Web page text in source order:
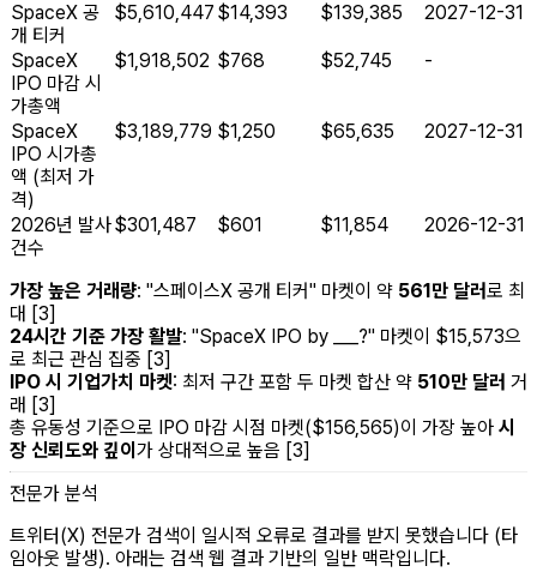
SpaceX 공
개 티커
$5,610,447 $14,393 $139,385 2027-12-31
SpaceX
IPO 마감 시
가총액
$1,918,502 $768 $52,745 -
SpaceX
IPO 시가총
액 (최저 가
격)
$3,189,779 $1,250 $65,635 2027-12-31
2026년 발사
건수
$301,487 $601 $11,854 2026-12-31
가장 높은 거래량: "스페이스X 공개 티커" 마켓이 약 561만 달러로 최
대 [3]
24시간 기준 가장 활발: "SpaceX IPO by ___?" 마켓이 $15,573으
로 최근 관심 집중 [3]
IPO 시 기업가치 마켓: 최저 구간 포함 두 마켓 합산 약 510만 달러 거
래 [3]
총 유동성 기준으로 IPO 마감 시점 마켓($156,565)이 가장 높아 시
장 신뢰도와 깊이 가 상대적으로 높음 [3]
전문가 분석
트위터(X) 전문가 검색이 일시적 오류로 결과를 받지 못했습니다 (타
임아웃 발생). 아래는 검색 웹 결과 기반의 일반 맥락입니다.